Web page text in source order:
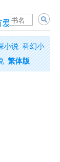
爱
小说 科幻小
繁体版